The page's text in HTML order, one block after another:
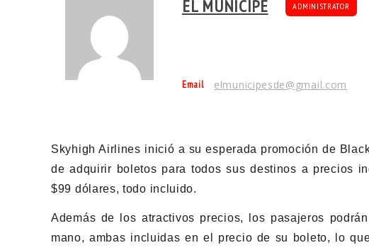
EL MUNÍCIPE ADMINISTRATOR
Email elmunicipesde@gmail.com
Skyhigh Airlines inició a su esperada promoción de
de adquirir boletos para todos sus destinos a precios
$99 dólares, todo incluido.
Además de los atractivos precios, los pasajeros
mano, ambas incluidas en el precio de su boleto, lo